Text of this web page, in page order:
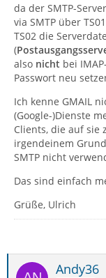
da der SMTP-
via SMTP über
TS02 die
(
also nicht bei
Passwort neu
Ich kenne GMAIL
(Google-)Dienste
Clients, die auf sie
irgendeinem
SMTP nicht
Das sind einfach
Grüße, Ulrich
Andy36